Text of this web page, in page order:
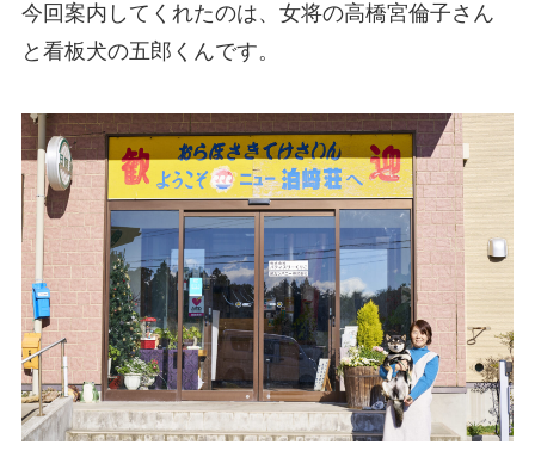
今回案内してくれたのは、女将の高橋宮倫子さん
と看板犬の五郎くんです。